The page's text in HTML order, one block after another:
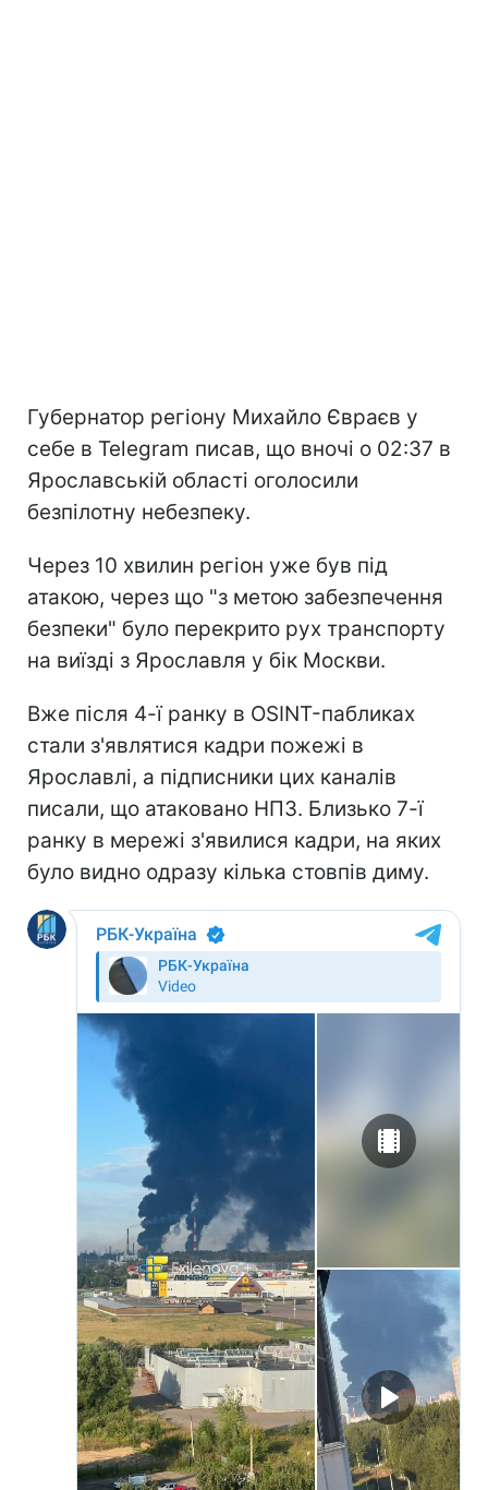
Губернатор регіону Михайло Євраєв у
себе в Telegram писав, що вночі о 02:37 в
Ярославській області оголосили
безпілотну небезпеку.
Через 10 хвилин регіон уже був під
атакою, через що "з метою забезпечення
безпеки" було перекрито рух транспорту
на виїзді з Ярославля у бік Москви.
Вже після 4-ї ранку в OSINT-пабликах
стали з'являтися кадри пожежі в
Ярославлі, а підписники цих каналів
писали, що атаковано НПЗ. Близько 7-ї
ранку в мережі з'явилися кадри, на яких
було видно одразу кілька стовпів диму.